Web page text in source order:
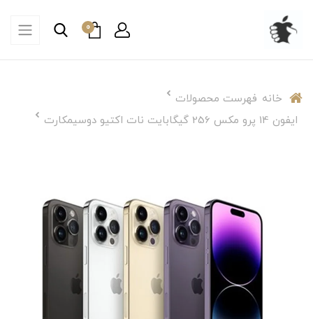
0
خانه فهرست محصولات
ایفون 14 پرو مکس 256 گیگابایت نات اکتیو دوسیمکارت